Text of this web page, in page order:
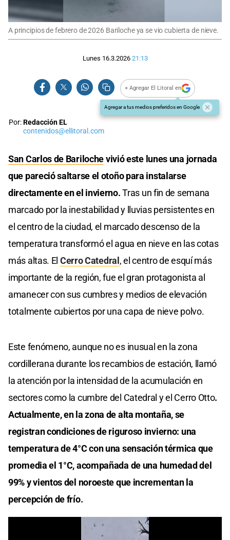
A principios de febrero de 2026 Bariloche ya se vio cubierta de nieve.
Lunes 16.3.2026 21:13
+ Agregar El Litoral en
Agregar a tus medios preferidos en Google
Por:Redacción EL
contenidos@ellitoral.com
San Carlos de Barilochevivió este lunes una jornada
que pareció saltarse el otoño para instalarse
directamente en el invierno.Tras un fin de semana
marcado por la inestabilidad y lluvias persistentes en
el centro de la ciudad, el marcado descenso de la
temperatura transformó el agua en nieve en las cotas
más altas. El Cerro Catedral, el centro de esquí más
importante de la región, fue el gran protagonista al
amanecer con sus cumbres y medios de elevación
totalmente cubiertos por una capa de nieve polvo.
Este fenómeno, aunque no es inusual en la zona
cordillerana durante los recambios de estación, llamó
la atención por la intensidad de la acumulación en
sectores como la cumbre del Catedral y el Cerro Otto.
Actualmente, en la zona de alta montaña, se
registran condiciones de riguroso invierno: una
temperatura de 4°C con una sensación térmica que
promedia el 1°C, acompañada de una humedad del
99% y vientos del noroeste que incrementan la
percepción de frío.